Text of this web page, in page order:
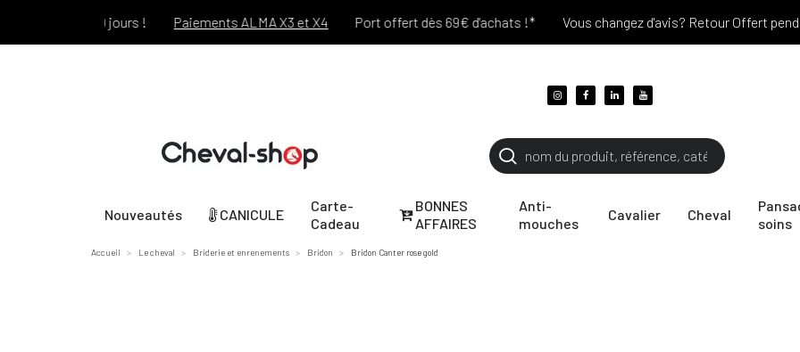
pendant 30 jours ! Paiements ALMA X3 et X4 Port offert dès 69€ d'achats !* Vous changez d'avis? Retour Offert pendant
Nouveautés CANICULE
Carte-
Cadeau
BONNES
AFFAIRES
Anti-
mouches
Cavalier Cheval
soins
Accueil Le cheval Briderie et enrenements Bridon Bridon Canter rose gold